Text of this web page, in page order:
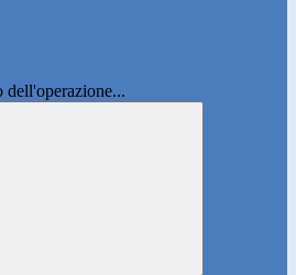
dell'operazione...